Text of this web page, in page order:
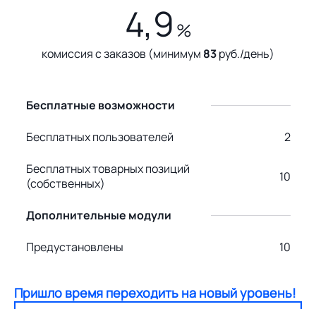
4,9 %
комиссия с заказов (минимум 83руб./день)
Бесплатные возможности
Бесплатных пользователей 2
Бесплатных товарных позиций
(собственных)
10
Дополнительные модули
Предустановлены 10
Пришло время переходить на новый уровень!